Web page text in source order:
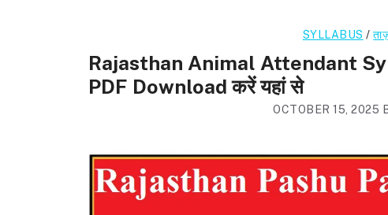
SYLLABUS /
Rajasthan Animal Attendant
PDF Download करें यहां से
OCTOBER 15, 2025